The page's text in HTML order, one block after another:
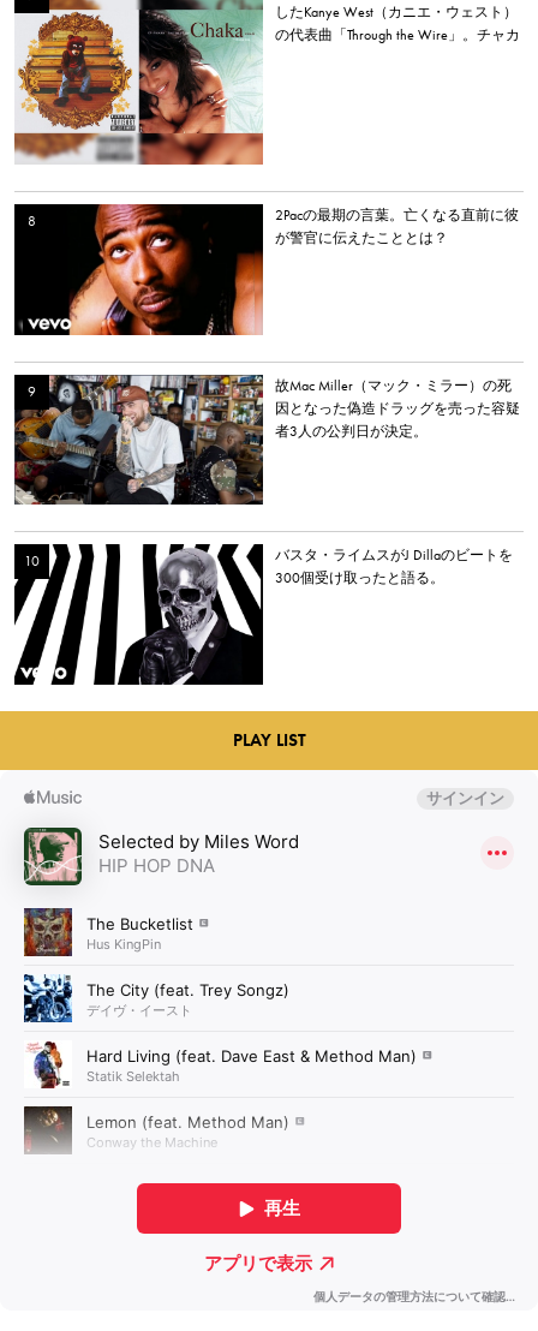
したKanye West（カニエ・ウェスト）
の代表曲「Through the Wire」。チャカ
2Pacの最期の言葉。亡くなる直前に彼
が警官に伝えたこととは？
故Mac Miller（マック・ミラー）の死
因となった偽造ドラッグを売った容疑
者3人の公判日が決定。
バスタ・ライムスがJ Dillaのビートを
300個受け取ったと語る。
PLAY LIST